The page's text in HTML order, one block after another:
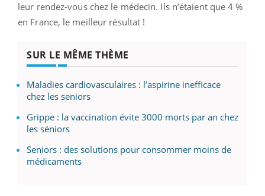
leur rendez-vous chez le médecin. Ils n’étaient que 4 %
en France, le meilleur résultat !
SUR LE MÊME THÈME
Maladies cardiovasculaires : l’aspirine inefficace
chez les seniors
Grippe : la vaccination évite 3000 morts par an chez
les séniors
Seniors : des solutions pour consommer moins de
médicaments